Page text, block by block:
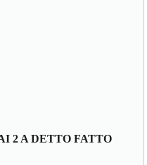
2 A DETTO FATTO